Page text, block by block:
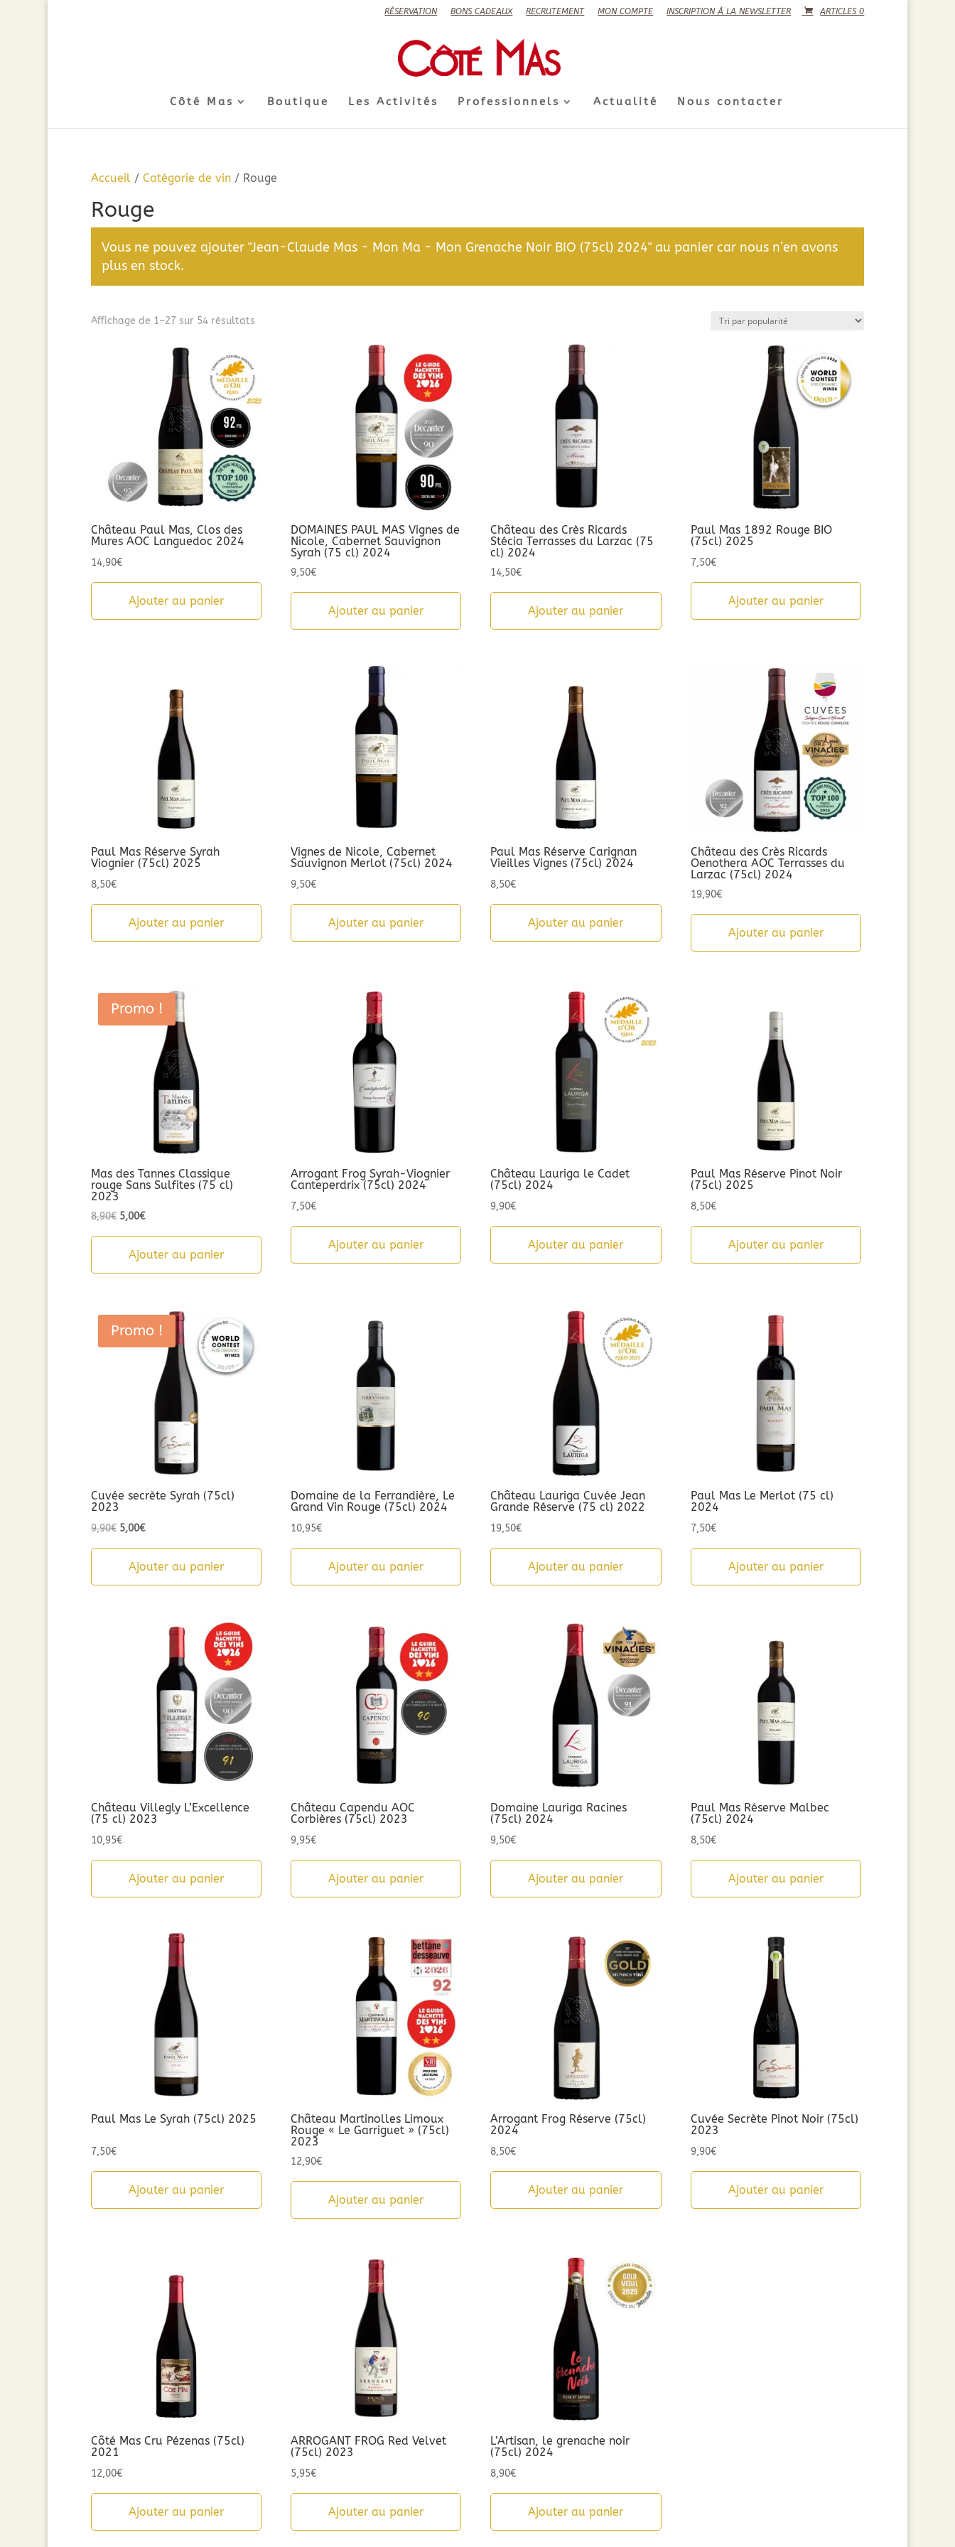
RÉSERVATION BONS CADEAUX RECRUTEMENT MON COMPTE INSCRIPTION À LA NEWSLETTER ARTICLES 0
Côté Mas Boutique Les Activités Professionnels Actualité Nous contacter
Accueil/ Catégorie de vin/ Rouge
Rouge
Vous ne pouvez ajouter "Jean-Claude Mas - Mon Ma - Mon Grenache Noir BIO (75cl) 2024" au panier car nous n’en avons
plus en stock.
Affichage de 1–27 sur 54 résultatsTrié
Château Paul Mas, Clos des
Mures AOC Languedoc 2024
14,90€
Ajouter au panier
DOMAINES PAUL MAS Vignes de
Nicole, Cabernet Sauvignon
Syrah (75 cl) 2024
9,50€
Ajouter au panier
Château des Crès Ricards
Stécia Terrasses du Larzac (75
cl) 2024
14,50€
Ajouter au panier
Paul Mas 1892 Rouge BIO
(75cl) 2025
7,50€
Ajouter au panier
Paul Mas Réserve Syrah
Viognier (75cl) 2025
8,50€
Ajouter au panier
Vignes de Nicole, Cabernet
Sauvignon Merlot (75cl) 2024
9,50€
Ajouter au panier
Paul Mas Réserve Carignan
Vieilles Vignes (75cl) 2024
8,50€
Ajouter au panier
Château des Crès Ricards
Oenothera AOC Terrasses du
Larzac (75cl) 2024
19,90€
Ajouter au panier
Promo !
Mas des Tannes Classique
rouge Sans Sulfites (75 cl)
2023
8,90€ Le
initial
était :
5,00€Le
actuel
Ajouter au panier
Arrogant Frog Syrah-Viognier
Canteperdrix (75cl) 2024
7,50€
Ajouter au panier
Château Lauriga le Cadet
(75cl) 2024
9,90€
Ajouter au panier
Paul Mas Réserve Pinot Noir
(75cl) 2025
8,50€
Ajouter au panier
Promo !
Cuvée secrète Syrah (75cl)
2023
9,90€ Le
initial
était :
5,00€Le
actuel
Ajouter au panier
Domaine de la Ferrandière, Le
Grand Vin Rouge (75cl) 2024
10,95€
Ajouter au panier
Château Lauriga Cuvée Jean
Grande Réserve (75 cl) 2022
19,50€
Ajouter au panier
Paul Mas Le Merlot (75 cl)
2024
7,50€
Ajouter au panier
Château Villegly L’Excellence
(75 cl) 2023
10,95€
Ajouter au panier
Château Capendu AOC
Corbières (75cl) 2023
9,95€
Ajouter au panier
Domaine Lauriga Racines
(75cl) 2024
9,50€
Ajouter au panier
Paul Mas Réserve Malbec
(75cl) 2024
8,50€
Ajouter au panier
Paul Mas Le Syrah (75cl) 2025
7,50€
Ajouter au panier
Château Martinolles Limoux
Rouge « Le Garriguet » (75cl)
2023
12,90€
Ajouter au panier
Arrogant Frog Réserve (75cl)
2024
8,50€
Ajouter au panier
Cuvée Secrète Pinot Noir (75cl)
2023
9,90€
Ajouter au panier
Côté Mas Cru Pézenas (75cl)
2021
12,00€
Ajouter au panier
ARROGANT FROG Red Velvet
(75cl) 2023
5,95€
Ajouter au panier
L’Artisan, le grenache noir
(75cl) 2024
8,90€
Ajouter au panier